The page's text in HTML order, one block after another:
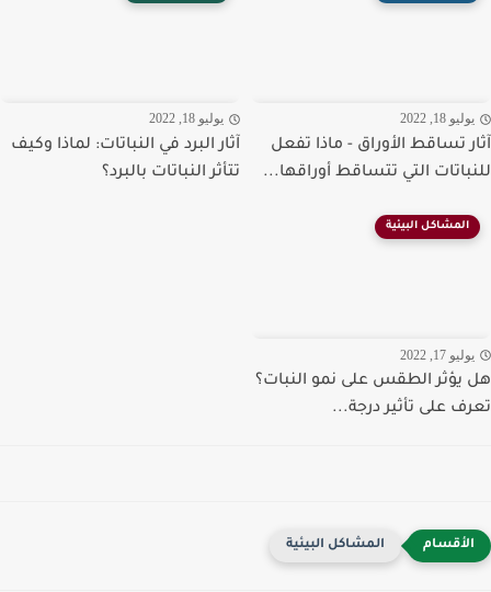
18, 2022
تساقط الأوراق - ماذا تفعل
التي تتساقط أوراقها...
يوليو 18, 2022
آثار البرد في النباتات: لماذا وكيف
تتأثر النباتات بالبرد؟
المشاكل البيئية
17, 2022
الطقس على نمو النبات؟
على تأثير درجة...
المشاكل البيئية